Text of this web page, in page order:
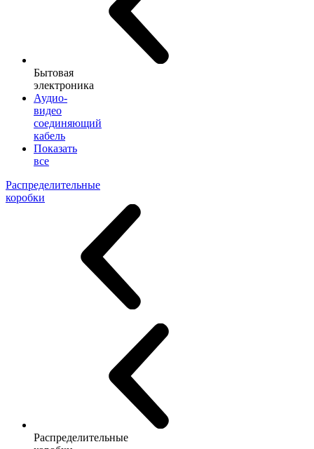
Бытовая
электроника
Аудио-
видео
соединяющий
кабель
Показать
все
Распределительные
коробки
Распределительные